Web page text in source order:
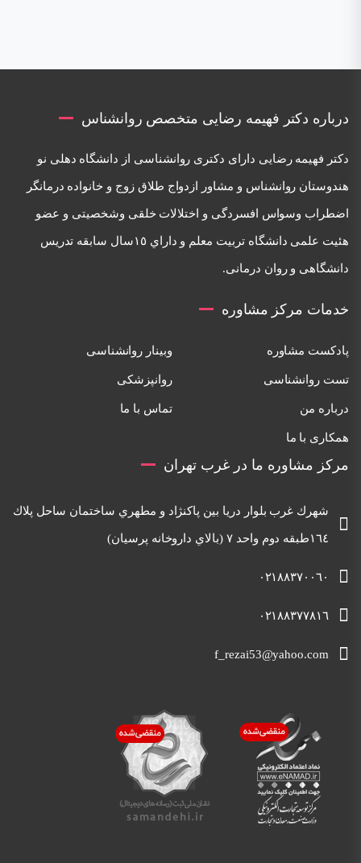
درباره دکتر فهیمه رضایی متخصص روانشناس
دكتر فهيمه رضايی دارای دكتری روانشناسی از دانشگاه دهلی نو
هندوستان روانشناس و مشاور ازدواج طلاق زوج و خانواده درمانگر
اضطراب وسواس افسردگی و اختلالات خلقی وشخصيتی و عضو
هئيت علمی دانشگاه تربيت معلم و داراي ١٥سال سابقه تدريس
دانشگاهی و روان درمانی.
خدمات مرکز مشاوره
پادکست مشاوره وبینار روانشناسی
تست روانشناسی روانپزشکی
درباره من تماس با ما
همکاری با ما
مرکز مشاوره ما در غرب تهران
شهرك غرب بلوار دريا بين پاكنژاد و مطهري ساختمان ساحل پلاك
١٦٤طبقه دوم واحد ٧ (بالاي داروخانه پرسيان)
٠٢١٨٨٣٧٠٠٦٠
٠٢١٨٨٣٧٧٨١٦
f_rezai53@yahoo.com